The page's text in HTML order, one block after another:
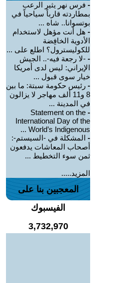
- فرس نهر يثير الرعب
بمطاردته قارباً سياحياً في
بوتسوانا.. شاه ...
- هل أنت مؤهل لاستخدام
الأدوية الخافِضة
للكوليسترول؟ اطلع على ...
- -لا رجعة فيه-.. الجيش
الإيراني: ليس لدى أمريكا
خيار سوى قبول ...
- رئيس حكومة سبتة: ما بين
8 و11 ألف مهاجر لا يزالون
في المدينة ...
-
Statement on the
International Day of the
World’s Indigenous ...
- المشكلة في -السيستم-:
أصحاب المعاشات يدفعون
ثمن سوء التخطيط ...
المزيد.....
المعجبين بنا على
الفيسبوك
3,732,970